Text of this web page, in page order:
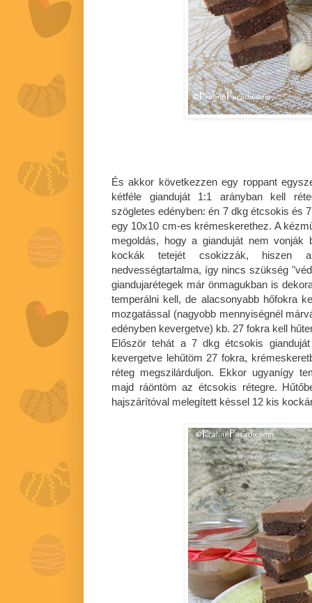
És akkor következzen egy roppant
kétféle gianduját 1:1 arányban kell
szögletes edényben: én 7 dkg étcsokis és
egy 10x10 cm-es krémeskerethez. A
megoldás, hogy a gianduját nem
kockák tetejét csokizzák, hiszen
nedvességtartalma, így nincs szükség
giandujarétegek már önmagukban is
temperálni kell, de alacsonyabb hőfokra
mozgatással (nagyobb mennyiségnél
edényben kevergetve) kb. 27 fokra kell
Először tehát a 7 dkg étcsokis
kevergetve lehűtöm 27 fokra,
réteg megszilárduljon. Ekkor ugyanígy
majd ráöntöm az étcsokis rétegre.
hajszárítóval melegített késsel 12 kis